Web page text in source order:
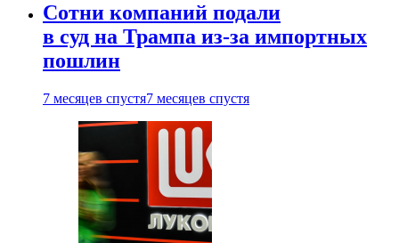
Сотни компаний подали
в суд на Трампа из-за импортных
пошлин
7 месяцев спустя7 месяцев спустя